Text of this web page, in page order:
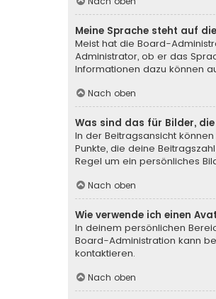
Meine Sprache steht auf
Meist hat die Board-
Administrator, ob er das
Informationen dazu können
Nach oben
Was sind das für Bilder,
In der Beitragsansicht
Punkte, die deine
Regel um ein persönliches
Nach oben
Wie verwende ich einen
In deinem persönlichen
Board-Administration kann
kontaktieren.
Nach oben